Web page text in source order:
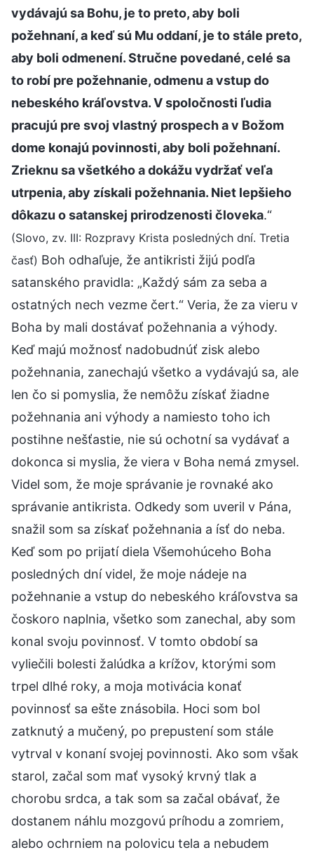
vydávajú sa Bohu, je to preto, aby boli
požehnaní, a keď sú Mu oddaní, je to stále preto,
aby boli odmenení. Stručne povedané, celé sa
to robí pre požehnanie, odmenu a vstup do
nebeského kráľovstva. V spoločnosti ľudia
pracujú pre svoj vlastný prospech a v Božom
dome konajú povinnosti, aby boli požehnaní.
Zrieknu sa všetkého a dokážu vydržať veľa
utrpenia, aby získali požehnania. Niet lepšieho
dôkazu o satanskej prirodzenosti človeka.“
(Slovo, zv. III: Rozpravy Krista posledných dní. Tretia
časť) Boh odhaľuje, že antikristi žijú podľa
satanského pravidla: „Každý sám za seba a
ostatných nech vezme čert.“ Veria, že za vieru v
Boha by mali dostávať požehnania a výhody.
Keď majú možnosť nadobudnúť zisk alebo
požehnania, zanechajú všetko a vydávajú sa, ale
len čo si pomyslia, že nemôžu získať žiadne
požehnania ani výhody a namiesto toho ich
postihne nešťastie, nie sú ochotní sa vydávať a
dokonca si myslia, že viera v Boha nemá zmysel.
Videl som, že moje správanie je rovnaké ako
správanie antikrista. Odkedy som uveril v Pána,
snažil som sa získať požehnania a ísť do neba.
Keď som po prijatí diela Všemohúceho Boha
posledných dní videl, že moje nádeje na
požehnanie a vstup do nebeského kráľovstva sa
čoskoro naplnia, všetko som zanechal, aby som
konal svoju povinnosť. V tomto období sa
vyliečili bolesti žalúdka a krížov, ktorými som
trpel dlhé roky, a moja motivácia konať
povinnosť sa ešte znásobila. Hoci som bol
zatknutý a mučený, po prepustení som stále
vytrval v konaní svojej povinnosti. Ako som však
starol, začal som mať vysoký krvný tlak a
chorobu srdca, a tak som sa začal obávať, že
dostanem náhlu mozgovú príhodu a zomriem,
alebo ochrniem na polovicu tela a nebudem